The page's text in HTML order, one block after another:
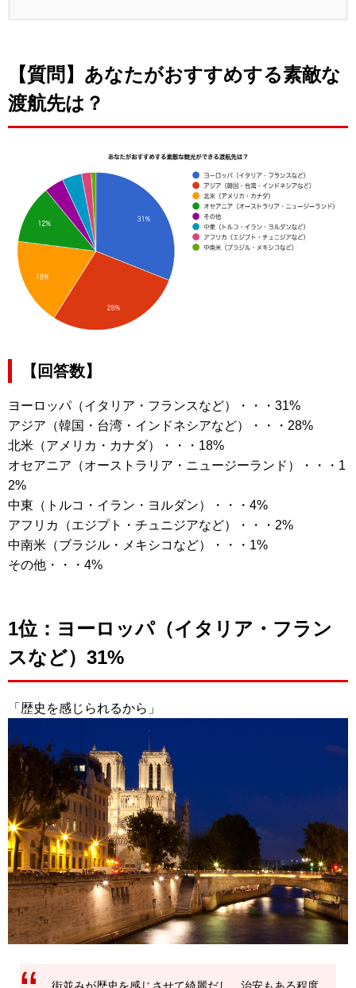
【質問】あなたがおすすめする素敵な
渡航先は？
【回答数】
ヨーロッパ（イタリア・フランスなど）・・・31%
アジア（韓国・台湾・インドネシアなど）・・・28%
北米（アメリカ・カナダ）・・・18%
オセアニア（オーストラリア・ニュージーランド）・・・1
2%
中東（トルコ・イラン・ヨルダン）・・・4%
アフリカ（エジプト・チュニジアなど）・・・2%
中南米（ブラジル・メキシコなど）・・・1%
その他・・・4%
1位：ヨーロッパ（イタリア・フラン
スなど）31%
「歴史を感じられるから」